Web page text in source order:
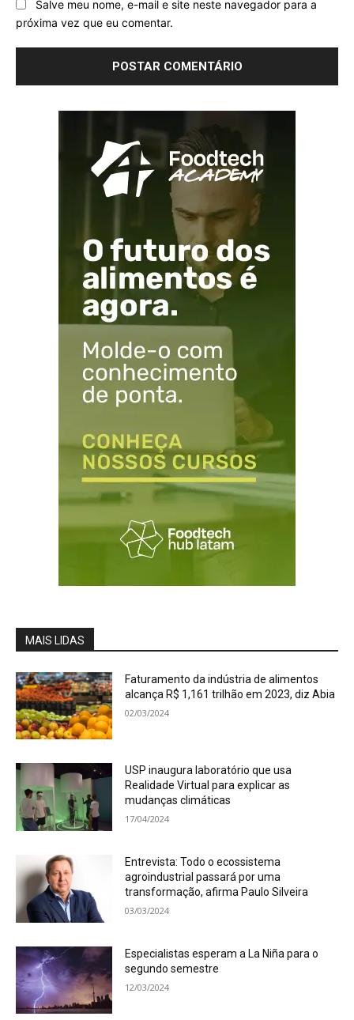
Salve meu nome, e-mail e site neste navegador para a
próxima vez que eu comentar.
MAIS LIDAS
Faturamento da indústria de alimentos
alcança R$ 1,161 trilhão em 2023, diz Abia
02/03/2024
USP inaugura laboratório que usa
Realidade Virtual para explicar as
mudanças climáticas
17/04/2024
Entrevista: Todo o ecossistema
agroindustrial passará por uma
transformação, afirma Paulo Silveira
03/03/2024
Especialistas esperam a La Niña para o
segundo semestre
12/03/2024